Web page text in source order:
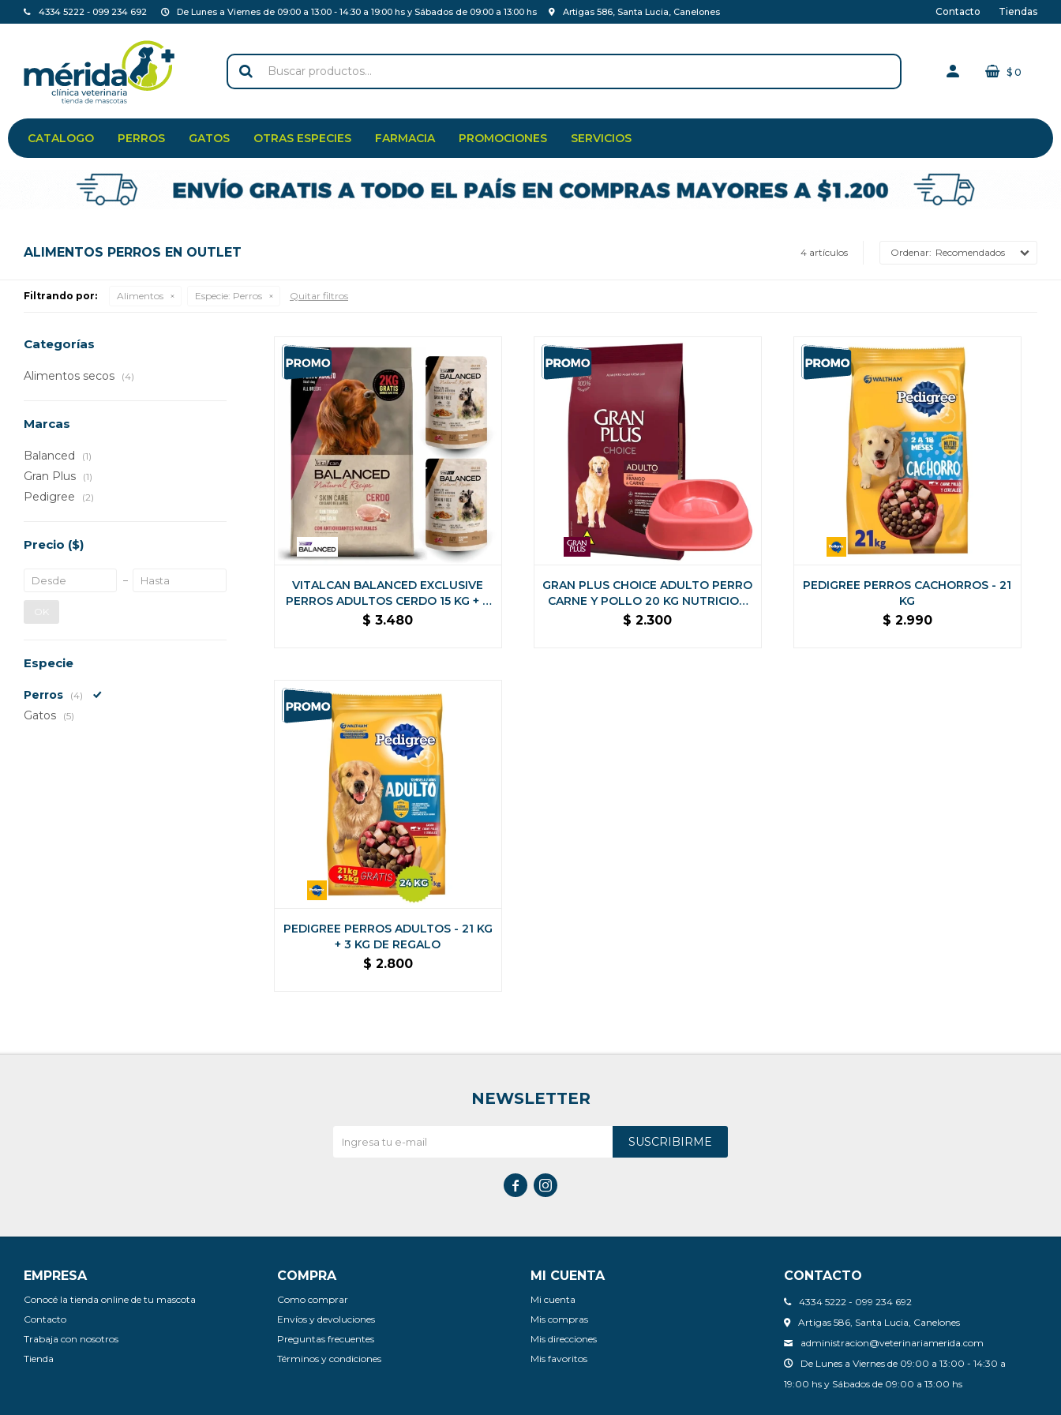
CATALOGO PERROS GATOS OTRAS ESPECIES FARMACIA PROMOCIONES SERVICIOS
$ 0
4334 5222 - 099 234 692 De Lunes a Viernes de 09:00 a 13:00 - 14:30 a 19:00 hs y Sábados de 09:00 a 13:00 hs Artigas 586, Santa Lucia, Canelones Contacto Tiendas
ALIMENTOS PERROS EN OUTLET 4 artículos Recomendados
Filtrando por: Alimentos Especie: Perros Quitar filtros
VITALCAN BALANCED EXCLUSIVE
PERROS ADULTOS CERDO 15 KG + 2
KG + 2 SALSAS DE REGALO
$ 3.480
GRAN PLUS CHOICE ADULTO PERRO
CARNE Y POLLO 20 KG NUTRICION
COMPLETA
$ 2.300
PEDIGREE PERROS CACHORROS - 21
KG
$ 2.990
PEDIGREE PERROS ADULTOS - 21 KG
+ 3 KG DE REGALO
$ 2.800
Categorías
Alimentos secos (4)
Marcas
Balanced (1)
Gran Plus (1)
Pedigree (2)
Precio ($)
OK
Especie
Perros (4)
Gatos (5)
CONTACTO
4334 5222 - 099 234 692
Artigas 586, Santa Lucia, Canelones
administracion@veterinariamerida.com
De Lunes a Viernes de 09:00 a 13:00 - 14:30 a
19:00 hs y Sábados de 09:00 a 13:00 hs
EMPRESA
Conocé la tienda online de tu mascota
Contacto
Trabaja con nosotros
Tienda
COMPRA
Como comprar
Envíos y devoluciones
Preguntas frecuentes
Términos y condiciones
MI CUENTA
Mi cuenta
Mis compras
Mis direcciones
Mis favoritos
NEWSLETTER
SUSCRIBIRME
 